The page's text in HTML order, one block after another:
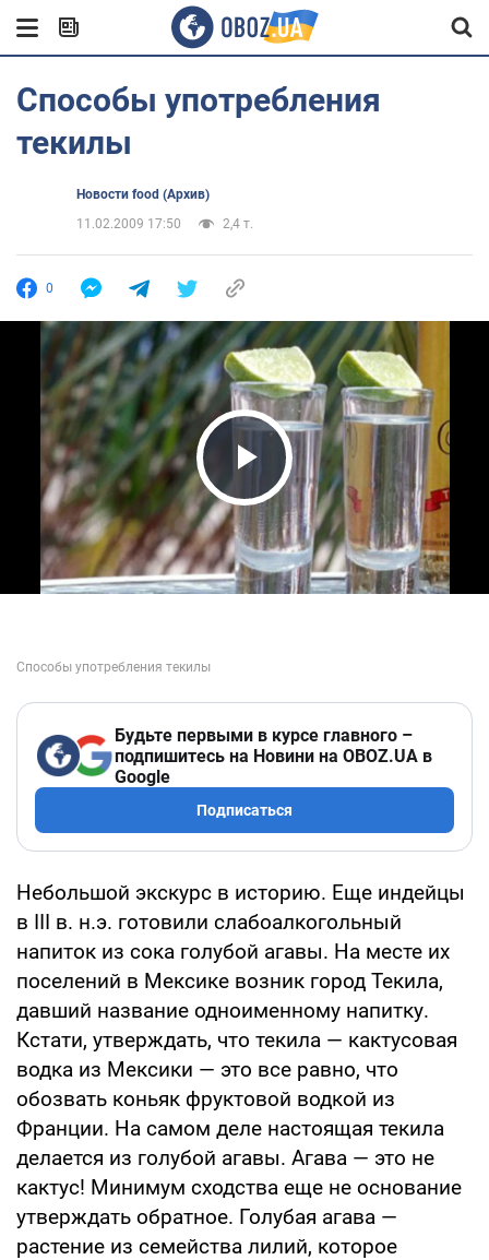
Способы употребления
текилы
Новости food (Архив)
11.02.2009 17:50
2,4 т.
0
Play Video
Будьте первыми в курсе главного –
подпишитесь на Новини на OBOZ.UA в
Google
Подписаться
Небольшой экскурс в историю. Еще индейцы
в III в. н.э. готовили слабоалкогольный
напиток из сока голубой агавы. На месте их
поселений в Мексике возник город Текила,
давший название одноименному напитку.
Кстати, утверждать, что текила — кактусовая
водка из Мексики — это все равно, что
обозвать коньяк фруктовой водкой из
Франции. На самом деле настоящая текила
делается из голубой агавы. Агава — это не
кактус! Минимум сходства еще не основание
утверждать обратное. Голубая агава —
растение из семейства лилий, которое